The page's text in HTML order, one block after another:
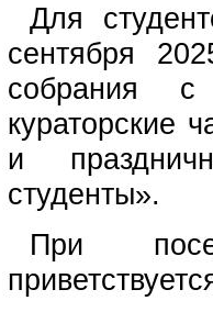
Для
сентября
собрания с
кураторские
и
студенты».
При